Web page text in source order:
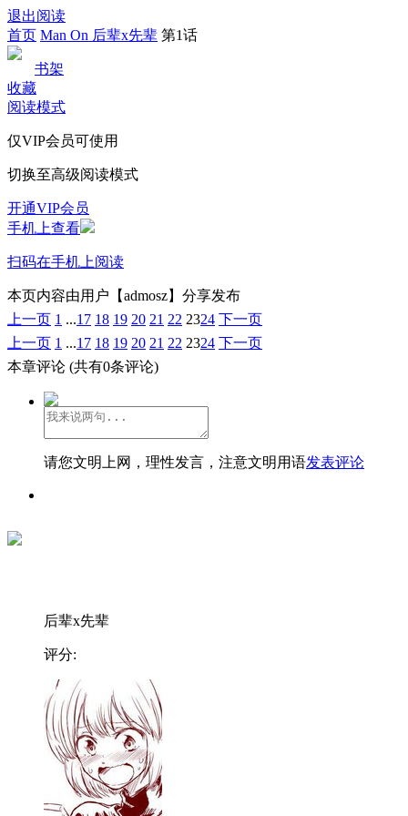
退出阅读
首页 Man On 后辈x先辈 第1话
书架
收藏
阅读模式
仅VIP会员可使用
切换至高级阅读模式
开通VIP会员
手机上查看
扫码在手机上阅读
本页内容由用户【admosz】分享发布
上一页 1 ...17 18 19 20 21 22 2324 下一页
上一页 1 ...17 18 19 20 21 22 2324 下一页
本章评论 (共有0条评论)
请您文明上网，理性发言，注意文明用语发表评论
后辈x先辈
评分: